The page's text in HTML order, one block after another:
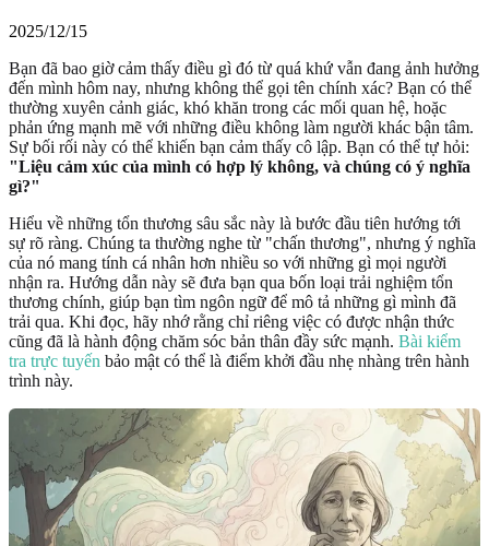
2025/12/15
Bạn đã bao giờ cảm thấy điều gì đó từ quá khứ vẫn đang ảnh hưởng
đến mình hôm nay, nhưng không thể gọi tên chính xác? Bạn có thể
thường xuyên cảnh giác, khó khăn trong các mối quan hệ, hoặc
phản ứng mạnh mẽ với những điều không làm người khác bận tâm.
Sự bối rối này có thể khiến bạn cảm thấy cô lập. Bạn có thể tự hỏi:
"Liệu cảm xúc của mình có hợp lý không, và chúng có ý nghĩa
gì?"
Hiểu về những tổn thương sâu sắc này là bước đầu tiên hướng tới
sự rõ ràng. Chúng ta thường nghe từ "chấn thương", nhưng ý nghĩa
của nó mang tính cá nhân hơn nhiều so với những gì mọi người
nhận ra. Hướng dẫn này sẽ đưa bạn qua bốn loại trải nghiệm tổn
thương chính, giúp bạn tìm ngôn ngữ để mô tả những gì mình đã
trải qua. Khi đọc, hãy nhớ rằng chỉ riêng việc có được nhận thức
cũng đã là hành động chăm sóc bản thân đầy sức mạnh. Bài kiểm
tra trực tuyến bảo mật có thể là điểm khởi đầu nhẹ nhàng trên hành
trình này.